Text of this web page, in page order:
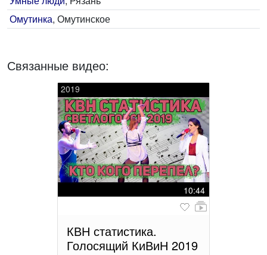
Омутинка, Омутинское
Связанные видео:
2019
10:44
КВН статистика.
Голосящий КиВиН 2019